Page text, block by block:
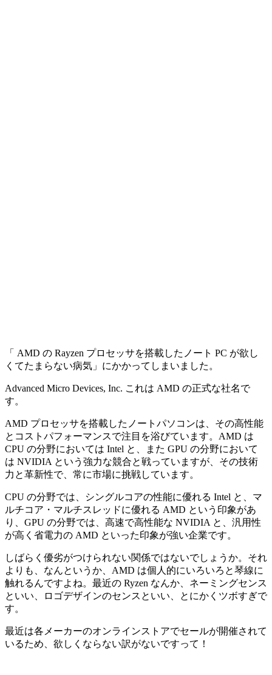
「 AMD の Rayzen プロセッサを搭載したノート PC が欲し
くてたまらない病気」にかかってしまいました。
Advanced Micro Devices, Inc. これは AMD の正式な社名で
す。
AMD プロセッサを搭載したノートパソコンは、その高性能
とコストパフォーマンスで注目を浴びています。AMD は
CPU の分野においては Intel と、また GPU の分野において
は NVIDIA という強力な競合と戦っていますが、その技術
力と革新性で、常に市場に挑戦しています。
CPU の分野では、シングルコアの性能に優れる Intel と、マ
ルチコア・マルチスレッドに優れる AMD という印象があ
り、GPU の分野では、高速で高性能な NVIDIA と、汎用性
が高く省電力の AMD といった印象が強い企業です。
しばらく優劣がつけられない関係ではないでしょうか。それ
よりも、なんというか、AMD は個人的にいろいろと琴線に
触れるんですよね。最近の Ryzen なんか、ネーミングセンス
といい、ロゴデザインのセンスといい、とにかくツボすぎで
す。
最近は各メーカーのオンラインストアでセールが開催されて
いるため、欲しくならない訳がないですって！